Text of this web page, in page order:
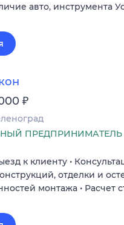
авто, инструмента
₽
к клиенту •
отделки и
монтажа • Расчет